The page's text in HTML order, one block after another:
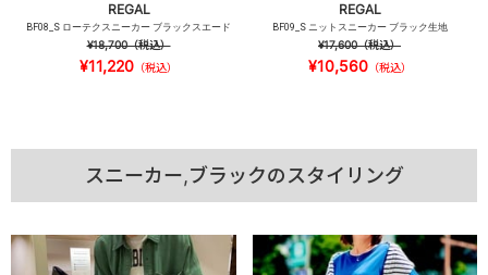
REGAL
BF08_S ローテクスニーカー ブラックスエード
¥18,700（税込）
¥11,220 （税込）
REGAL
BF09_S ニットスニーカー ブラック生地
¥17,600（税込）
¥10,560（税込）
スニーカー,ブラックのスタイリング